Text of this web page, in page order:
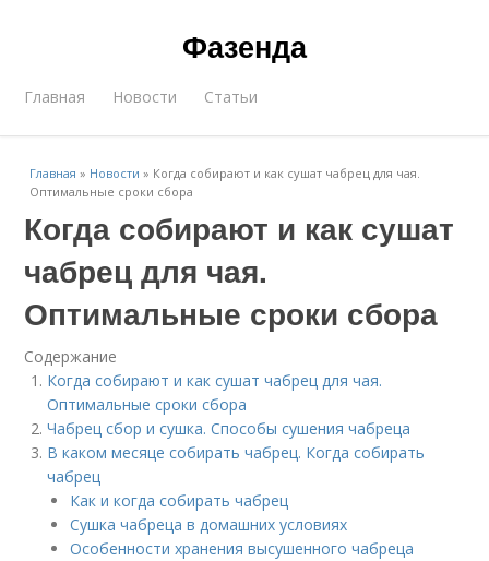
Фазенда
Главная Новости Статьи
Главная » Новости » Когда собирают и как сушат чабрец для чая.
Оптимальные сроки сбора
Когда собирают и как сушат
чабрец для чая.
Оптимальные сроки сбора
Содержание
Когда собирают и как сушат чабрец для чая.
Оптимальные сроки сбора
Чабрец сбор и сушка. Способы сушения чабреца
В каком месяце собирать чабрец. Когда собирать
чабрец
Как и когда собирать чабрец
Сушка чабреца в домашних условиях
Особенности хранения высушенного чабреца